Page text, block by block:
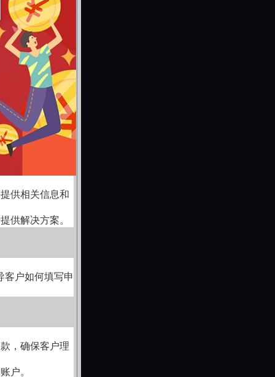
）
万，期限
良好。
万，抵押率
定
据模型也发
来申请，避
供相关信息和
供解决方案。
客户如何填写申
，确保客户理
户。